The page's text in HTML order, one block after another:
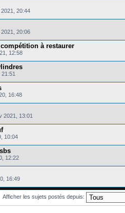
20:44
20:06
à restaurer
12:58
16:48
2021, 13:01
10:04
12:22
16:49
Afficher les sujets postés depuis: